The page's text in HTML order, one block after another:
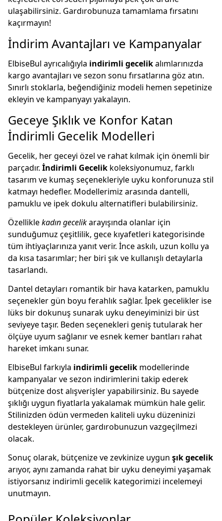
ulaşabilirsiniz. Gardırobunuza tamamlama fırsatını
kaçırmayın!
İndirim Avantajları ve Kampanyalar
ElbiseBul ayrıcalığıyla indirimli gecelikalımlarınızda
kargo avantajları ve sezon sonu fırsatlarına göz atın.
Sınırlı stoklarla, beğendiğiniz modeli hemen sepetinize
ekleyin ve kampanyayı yakalayın.
Geceye Şıklık ve Konfor Katan
İndirimli Gecelik Modelleri
Gecelik, her geceyi özel ve rahat kılmak için önemli bir
parçadır. İndirimli Gecelik koleksiyonumuz, farklı
tasarım ve kumaş seçenekleriyle uyku konforunuza stil
katmayı hedefler. Modellerimiz arasında dantelli,
pamuklu ve ipek dokulu alternatifleri bulabilirsiniz.
Özelliklekadın gecelikarayışında olanlar için
sunduğumuz çeşitlilik, gece kıyafetleri kategorisinde
tüm ihtiyaçlarınıza yanıt verir. İnce askılı, uzun kollu ya
da kısa tasarımlar; her biri şık ve kullanışlı detaylarla
tasarlandı.
Dantel detayları romantik bir hava katarken, pamuklu
seçenekler gün boyu ferahlık sağlar. İpek gecelikler ise
lüks bir dokunuş sunarak uyku deneyiminizi bir üst
seviyeye taşır. Beden seçenekleri geniş tutularak her
ölçüye uyum sağlanır ve esnek kemer bantları rahat
hareket imkanı sunar.
ElbiseBul farkıyla indirimli gecelik modellerinde
kampanyalar ve sezon indirimlerini takip ederek
bütçenize dost alışverişler yapabilirsiniz. Bu sayede
şıklığı uygun fiyatlarla yakalamak mümkün hale gelir.
Stilinizden ödün vermeden kaliteli uyku düzeninizi
destekleyen ürünler, gardırobunuzun vazgeçilmezi
olacak.
Sonuç olarak, bütçenize ve zevkinize uygun şık gecelik
arıyor, aynı zamanda rahat bir uyku deneyimi yaşamak
istiyorsanız indirimli gecelik kategorimizi incelemeyi
unutmayın.